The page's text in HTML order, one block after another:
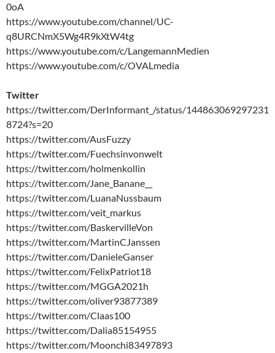
0oA
https://www.youtube.com/channel/UC-
q8URCNmX5Wg4R9kXtW4tg
https://www.youtube.com/c/LangemannMedien
https://www.youtube.com/c/OVALmedia
Twitter
https://twitter.com/DerInformant_/status/144863069297231
8724?s=20
https://twitter.com/AusFuzzy
https://twitter.com/Fuechsinvonwelt
https://twitter.com/holmenkollin
https://twitter.com/Jane_Banane__
https://twitter.com/LuanaNussbaum
https://twitter.com/veit_markus
https://twitter.com/BaskervilleVon
https://twitter.com/MartinCJanssen
https://twitter.com/DanieleGanser
https://twitter.com/FelixPatriot18
https://twitter.com/MGGA2021h
https://twitter.com/oliver93877389
https://twitter.com/Claas100
https://twitter.com/Dalia85154955
https://twitter.com/Moonchi83497893